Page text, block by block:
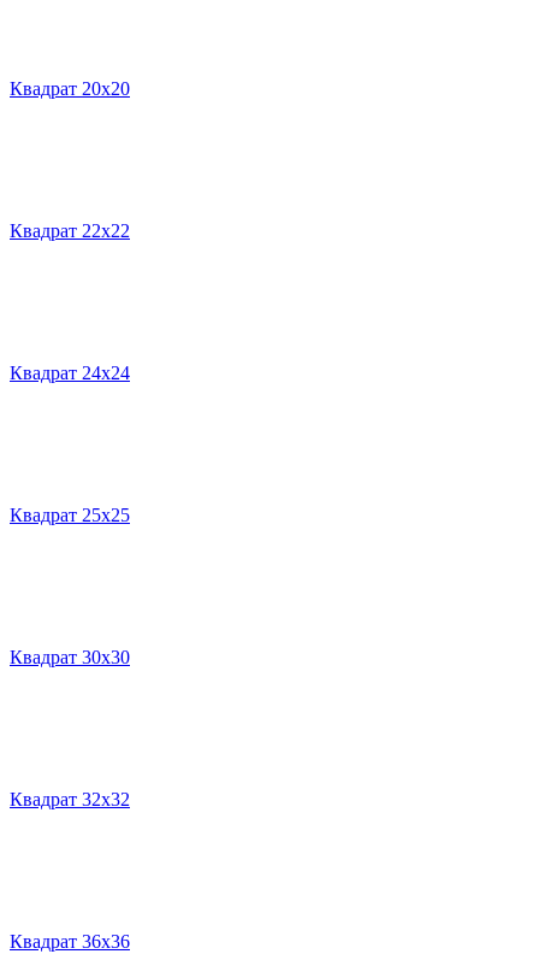
Квадрат 20х20
Квадрат 22х22
Квадрат 24х24
Квадрат 25х25
Квадрат 30х30
Квадрат 32х32
Квадрат 36х36